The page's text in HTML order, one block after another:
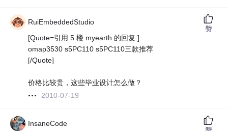
RuiEmbeddedStudio
[Quote=引用 5 楼 myearth 的回复:]
omap3530 s5PC110 s5PC110三款推荐
[/Quote]
价格比较贵，这些毕业设计怎么做？
2010-07-19
赞
InsaneCode